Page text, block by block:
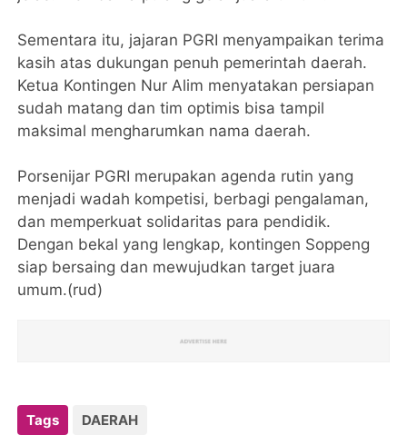
Sementara itu, jajaran PGRI menyampaikan terima
kasih atas dukungan penuh pemerintah daerah.
Ketua Kontingen Nur Alim menyatakan persiapan
sudah matang dan tim optimis bisa tampil
maksimal mengharumkan nama daerah.
Porsenijar PGRI merupakan agenda rutin yang
menjadi wadah kompetisi, berbagi pengalaman,
dan memperkuat solidaritas para pendidik.
Dengan bekal yang lengkap, kontingen Soppeng
siap bersaing dan mewujudkan target juara
umum.(rud)
Tags DAERAH